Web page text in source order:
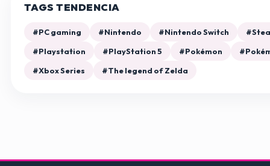
TAGS TENDENCIA
#PC gaming #Nintendo #Nintendo Switch
#Playstation
#PlayStation 5 #Pokémon
#Xbox Series
#The legend of Zelda